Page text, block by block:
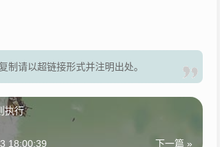
制请以超链接形式并注明出处。
执行
下一篇 »
18:00:39